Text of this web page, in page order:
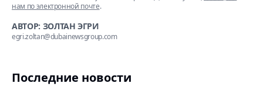
нам по электронной почте.
АВТОР: ЗОЛТАН ЭГРИ
egri.zoltan@dubainewsgroup.com
Последние новости